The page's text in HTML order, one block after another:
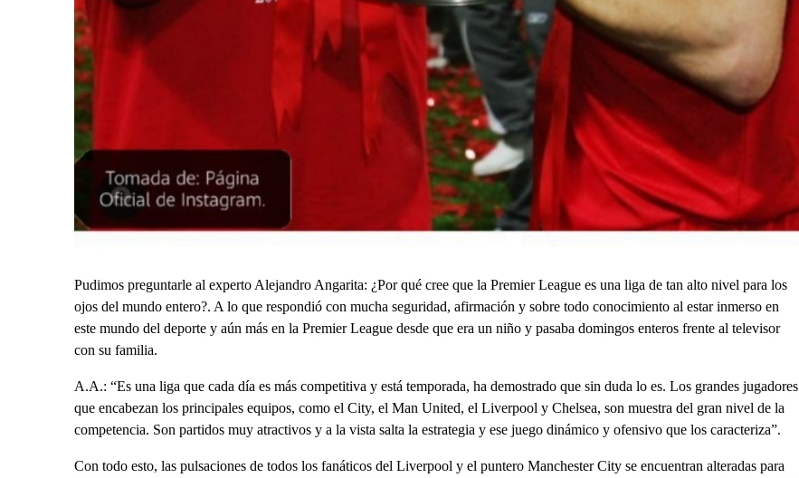
Pudimos preguntarle al experto Alejandro Angarita: ¿Por qué cree que la Premier League es una liga de tan alto nivel para los
ojos del mundo entero?. A lo que respondió con mucha seguridad, afirmación y sobre todo conocimiento al estar inmerso en
este mundo del deporte y aún más en la Premier League desde que era un niño y pasaba domingos enteros frente al televisor
con su familia.
A.A.: “Es una liga que cada día es más competitiva y está temporada, ha demostrado que sin duda lo es. Los grandes jugadores
que encabezan los principales equipos, como el City, el Man United, el Liverpool y Chelsea, son muestra del gran nivel de la
competencia. Son partidos muy atractivos y a la vista salta la estrategia y ese juego dinámico y ofensivo que los caracteriza”.
Con todo esto, las pulsaciones de todos los fanáticos del Liverpool y el puntero Manchester City se encuentran alteradas para